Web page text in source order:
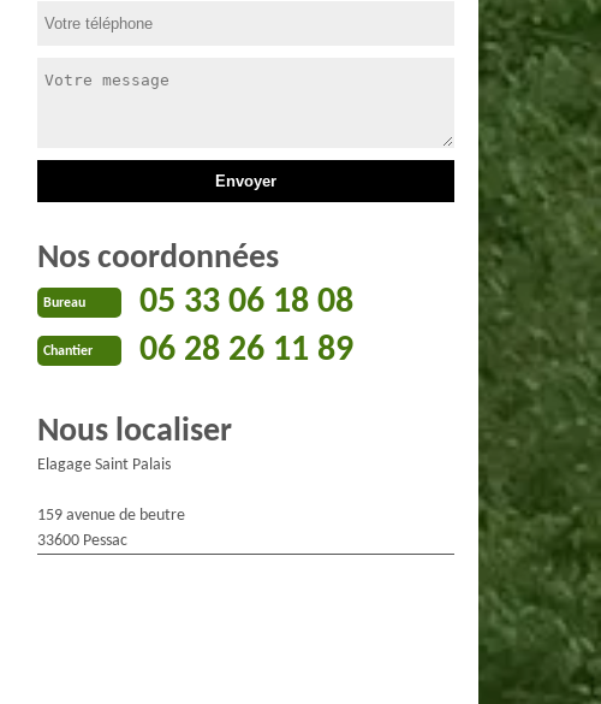
Nos coordonnées
Bureau 05 33 06 18 08
Chantier 06 28 26 11 89
Nous localiser
Elagage Saint Palais
159 avenue de beutre
33600 Pessac